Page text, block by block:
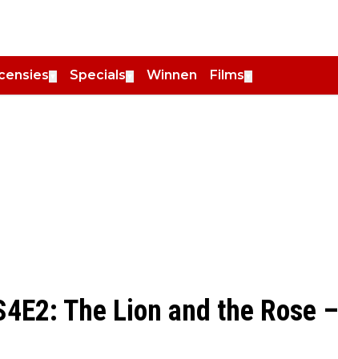
Specials Winnen Films
The Lion and the Rose –